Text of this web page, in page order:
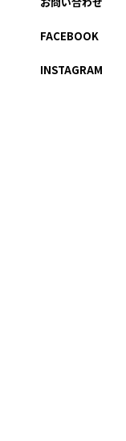
FACEBOOK
INSTAGRAM